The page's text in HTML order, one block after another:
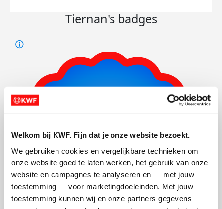
Welkom bij KWF. Fijn dat je onze website bezoekt.
We gebruiken cookies en vergelijkbare technieken om
onze website goed te laten werken, het gebruik van onze
website en campagnes te analyseren en — met jouw
toestemming — voor marketingdoeleinden. Met jouw
toestemming kunnen wij en onze partners gegevens
Tiernan's badges